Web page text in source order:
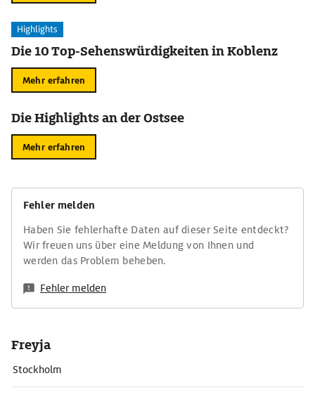
Highlights
Die 10 Top-Sehenswürdigkeiten in Koblenz
Mehr erfahren
Die Highlights an der Ostsee
Mehr erfahren
Fehler melden
Haben Sie fehlerhafte Daten auf dieser Seite entdeckt?
Wir freuen uns über eine Meldung von Ihnen und
werden das Problem beheben.
Fehler melden
Freyja
Stockholm